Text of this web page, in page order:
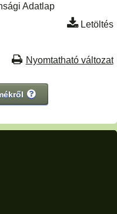
Adatlap
Letöltés
Nyomtatható változat